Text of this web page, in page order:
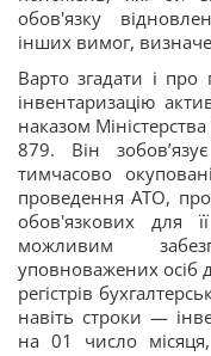
обов'язку
інших вимог,
Варто згадати і
інвентаризацію
наказом
879. Він
тимчасово
проведення АТО,
обов'язкових для
можливим
уповноважених осіб
регістрів
навіть строки —
на 01 число